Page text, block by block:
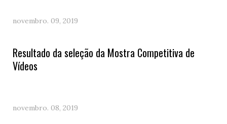
novembro. 09, 2019
Resultado da seleção da Mostra Competitiva de
Vídeos
novembro. 08, 2019